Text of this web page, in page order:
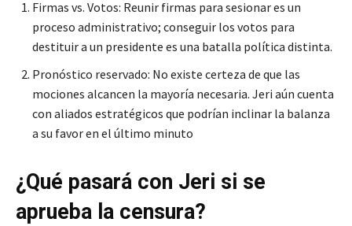
Firmas vs. Votos: Reunir firmas para sesionar es un
proceso administrativo; conseguir los votos para
destituir a un presidente es una batalla política distinta.
Pronóstico reservado: No existe certeza de que las
mociones alcancen la mayoría necesaria. Jeri aún cuenta
con aliados estratégicos que podrían inclinar la balanza
a su favor en el último minuto
¿Qué pasará con Jeri si se
aprueba la censura?